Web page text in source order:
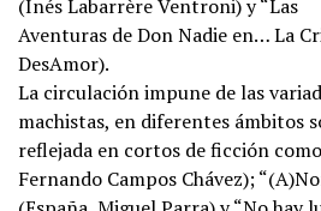
(Inés Labarrère Ventroni) y “Las
Aventuras de Don Nadie en… La
DesAmor).
La circulación impune de las
machistas, en diferentes ámbitos
reflejada en cortos de ficción
Fernando Campos Chávez);